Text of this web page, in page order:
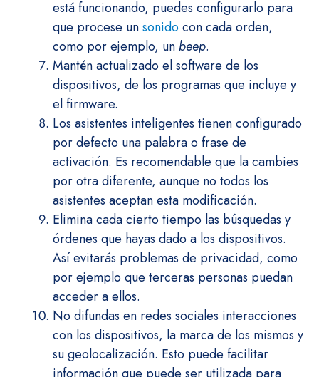
está funcionando, puedes configurarlo para
que procese unsonidocon cada orden,
como por ejemplo, unbeep.
Mantén actualizado el software de los
dispositivos, de los programas que incluye y
el firmware.
Los asistentes inteligentes tienen configurado
por defecto una palabra o frase de
activación. Es recomendable que la cambies
por otra diferente, aunque no todos los
asistentes aceptan esta modificación.
Elimina cada cierto tiempo las búsquedas y
órdenes que hayas dado a los dispositivos.
Así evitarás problemas de privacidad, como
por ejemplo que terceras personas puedan
acceder a ellos.
No difundas en redes sociales interacciones
con los dispositivos, la marca de los mismos y
su geolocalización. Esto puede facilitar